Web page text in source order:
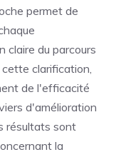
permet de
claire du parcours
clarification,
de l'efficacité
d'amélioration
résultats sont
la